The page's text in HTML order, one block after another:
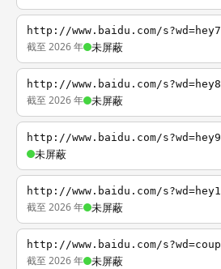
http://www.baidu.com/s?wd=hey7
截至 2026 年 未屏蔽
http://www.baidu.com/s?wd=hey8
截至 2026 年 未屏蔽
http://www.baidu.com/s?wd=hey9
未屏蔽
http://www.baidu.com/s?wd=hey1
截至 2026 年 未屏蔽
http://www.baidu.com/s?wd=coup
截至 2026 年 未屏蔽